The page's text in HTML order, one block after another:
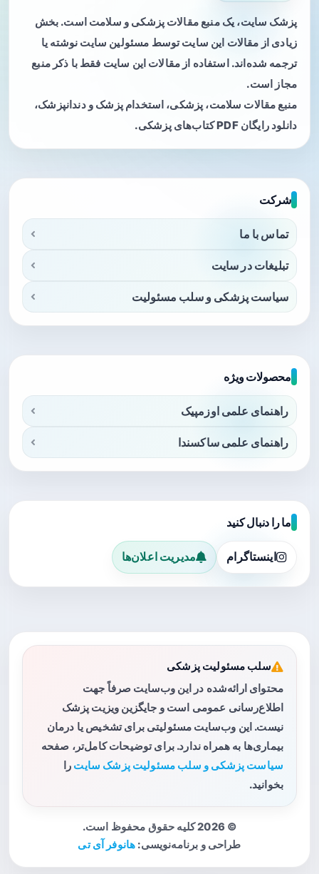
پزشک سایت، یک منبع مقالات پزشکی و سلامت است. بخش
زیادی از مقالات این سایت توسط مسئولین سایت نوشته یا
ترجمه شده‌اند. استفاده از مقالات این سایت فقط با ذکر منبع
مجاز است.
منبع مقالات سلامت، پزشکی، استخدام پزشک و دندانپزشک،
دانلود رایگان PDF کتاب‌های پزشکی.
شرکت
تماس با ما
تبلیغات در سایت
سیاست پزشکی و سلب مسئولیت
محصولات ویژه
راهنمای علمی اوزمپیک
راهنمای علمی ساکسندا
ما را دنبال کنید
اینستاگرام مدیریت اعلان‌ها
سلب مسئولیت پزشکی
محتوای ارائه‌شده در این وب‌سایت صرفاً جهت
اطلاع‌رسانی عمومی است و جایگزین ویزیت پزشک
نیست. این وب‌سایت مسئولیتی برای تشخیص یا درمان
بیماری‌ها به همراه ندارد. برای توضیحات کامل‌تر، صفحه
سیاست پزشکی و سلب مسئولیت پزشک سایت را
بخوانید.
© 2026 کلیه حقوق محفوظ است.
طراحی و برنامه‌نویسی: هانوفر آی تی